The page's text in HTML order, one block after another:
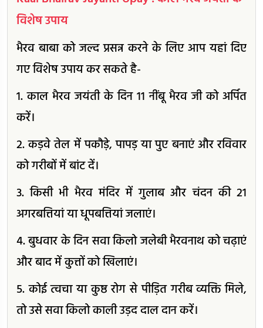
विशेष उपाय
भैरव बाबा को जल्द प्रसन्न करने के लिए आप यहां दिए
गए विशेष उपाय कर सकते है-
1. काल भैरव जयंती के दिन 11 नींबू भैरव जी को अर्पित
करें।
2. कड़वे तेल में पकौड़े, पापड़ या पुए बनाएं और रविवार
को गरीबों में बांट दें।
3. किसी भी भैरव मंदिर में गुलाब और चंदन की 21
अगरबत्तियां या धूपबत्तियां जलाएं।
4. बुधवार के दिन सवा किलो जलेबी भैरवनाथ को चढ़ाएं
और बाद में कुत्तों को खिलाएं।
5. कोई त्वचा या कुष्ठ रोग से पीड़ित गरीब व्यक्ति मिले,
तो उसे सवा किलो काली उड़द दाल दान करें।